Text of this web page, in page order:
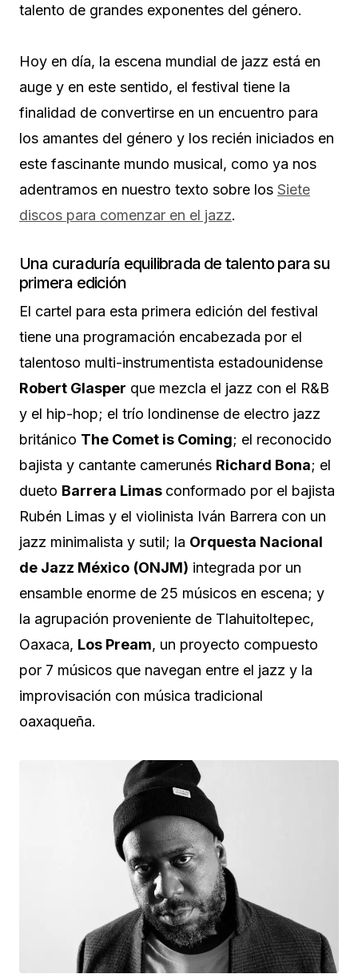
talento de grandes exponentes del género.
Hoy en día, la escena mundial de jazz está en
auge y en este sentido, el festival tiene la
finalidad de convertirse en un encuentro para
los amantes del género y los recién iniciados en
este fascinante mundo musical, como ya nos
adentramos en nuestro texto sobre los Siete
discos para comenzar en el jazz.
Una curaduría equilibrada de talento para su
primera edición
El cartel para esta primera edición del festival
tiene una programación encabezada por el
talentoso multi-instrumentista estadounidense
Robert Glasper que mezcla el jazz con el R&B
y el hip-hop; el trío londinense de electro jazz
británico The Comet is Coming; el reconocido
bajista y cantante camerunés Richard Bona; el
dueto Barrera Limas conformado por el bajista
Rubén Limas y el violinista Iván Barrera con un
jazz minimalista y sutil; la Orquesta Nacional
de Jazz México (ONJM) integrada por un
ensamble enorme de 25 músicos en escena; y
la agrupación proveniente de Tlahuitoltepec,
Oaxaca, Los Pream, un proyecto compuesto
por 7 músicos que navegan entre el jazz y la
improvisación con música tradicional
oaxaqueña.